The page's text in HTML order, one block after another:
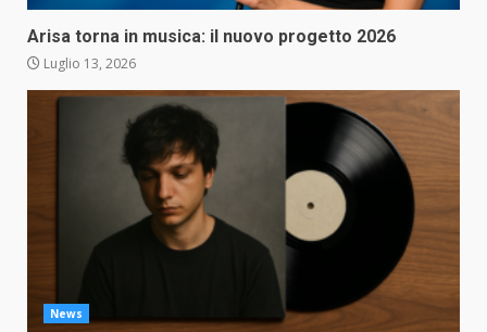
Arisa torna in musica: il nuovo progetto 2026
Luglio 13, 2026
News